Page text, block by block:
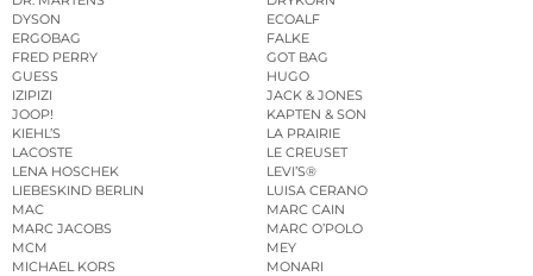
DYSON
ECOALF
ERGOBAG
FALKE
FRED PERRY
GOT BAG
GUESS
HUGO
IZIPIZI
JACK & JONES
JOOP!
KAPTEN & SON
KIEHL’S
LA PRAIRIE
LACOSTE
LE CREUSET
LENA HOSCHEK
LEVI’S®
LIEBESKIND BERLIN
LUISA CERANO
MAC
MARC CAIN
MARC JACOBS
MARC O’POLO
MCM
MEY
MICHAEL KORS
MONARI